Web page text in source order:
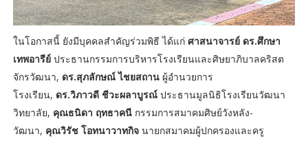
ในโอกาสนี้ ยังมีบุคคลสำคัญร่วมพิธี ได้แก่ ศาสนาจารย์ ดร.ศึกษา
เทพอารีย์ประธานกรรมการบริหารโรงเรียนและศิษยาภิบาลคริสต
จักรวัฒนา, ดร.สุภลักษณ์ ไชยสถานผู้อำนวยการ
โรงเรียน, ดร.วิภาวดี ชีวะผลาบูรณ์ ประธานมูลนิธิโรงเรียนวัฒนา
วิทยาลัย, คุณธนิดา ฤทธาคนี กรรมการสมาคมศิษย์วังหลัง-
วัฒนา, คุณวิรัช โอทนาวาทกิจนายกสมาคมผู้ปกครองและครู